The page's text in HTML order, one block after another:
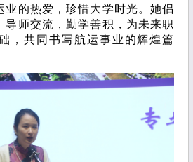
业的热爱，珍惜大学时光。她倡
导师交流，勤学善积，为未来职
，共同书写航运事业的辉煌篇